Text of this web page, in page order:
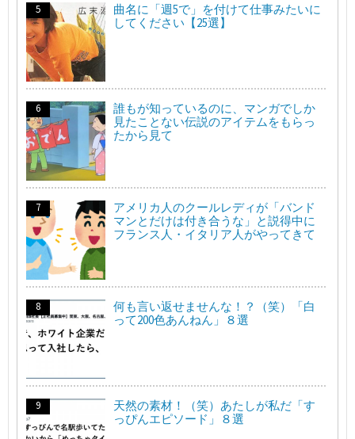
曲名に「週5で」を付けて仕事みたいに
してください【25選】
誰もが知っているのに、マンガでしか
見たことない伝説のアイテムをもらっ
たから見て
アメリカ人のクールレディが「バンド
マンとだけは付き合うな」と説得中に
フランス人・イタリア人がやってきて
何も言い返せませんな！？（笑）「白
って200色あんねん」８選
天然の素材！（笑）あたしが私だ「す
っぴんエピソード」８選